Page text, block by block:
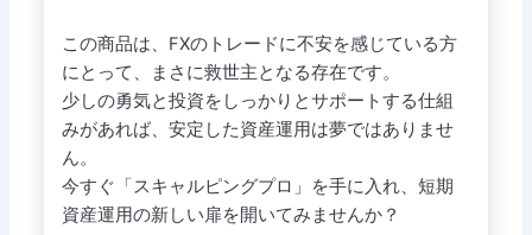
この商品は、FXのトレードに不安を感じている方
にとって、まさに救世主となる存在です。
少しの勇気と投資をしっかりとサポートする仕組
みがあれば、安定した資産運用は夢ではありませ
ん。
今すぐ「スキャルピングプロ」を手に入れ、短期
資産運用の新しい扉を開いてみませんか？